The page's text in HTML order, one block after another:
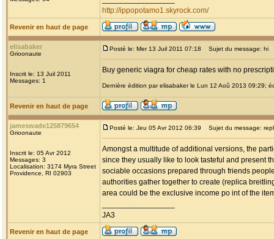
http://ippopotamo1.skyrock.com/
Revenir en haut de page
elisabaker
Grioonaute
Inscrit le: 13 Juil 2011
Messages: 1
Posté le: Mer 13 Juil 2011 07:18 Sujet du message: hi
Buy generic viagra for cheap rates with no
Dernière édition par elisabaker le Lun 12 Aoû 2013 09:29;
Revenir en haut de page
jameswade125879654
Grioonaute
Inscrit le: 05 Avr 2012
Messages: 3
Localisation: 3174 Myra Street
Providence, RI 02903
Posté le: Jeu 05 Avr 2012 06:39 Sujet du message:
Amongst a multitude of additional versions, the
since they usually like to look tasteful and present
sociable occasions prepared through friends
authorities gather together to create (replica
area could be the exclusive income po int of the
JA3
Revenir en haut de page